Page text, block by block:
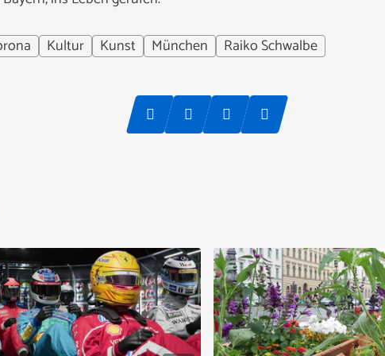
Kultur Kunst München Raiko Schwalbe